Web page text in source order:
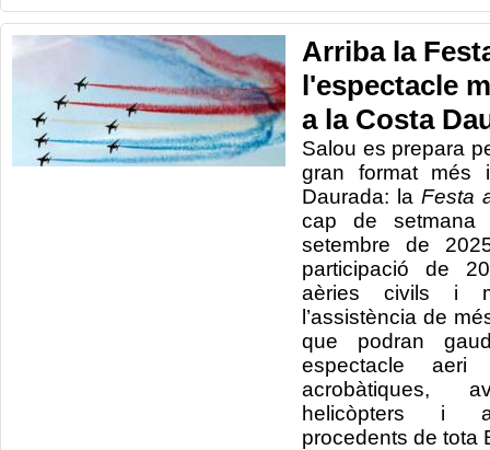
Arriba la
l'espectacle
a la Costa
Salou es prepara
gran format més
Daurada: la Festa
cap de
setembre de
participació de
aèries civils i
l’assistència de
que podran
espectacle
acrobàtiques,
helicòpters i
procedents de tota